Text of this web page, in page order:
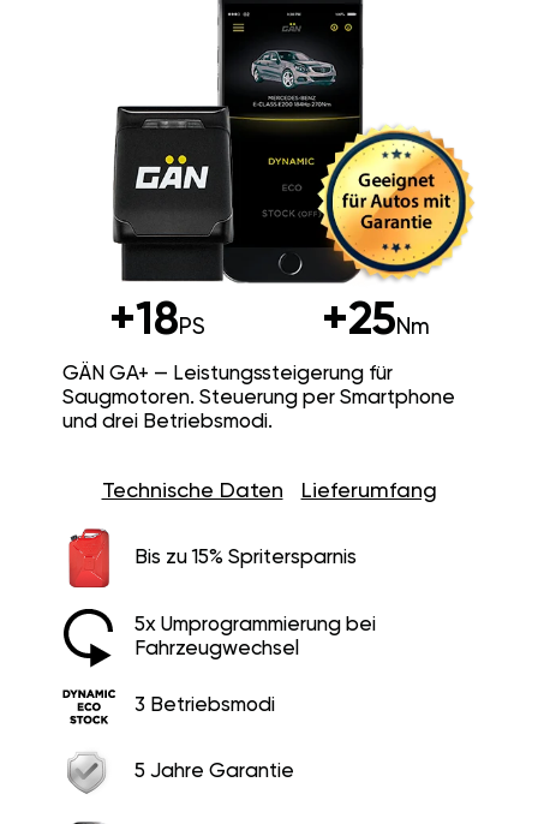
+18PS +25Nm
GÄN GA+ — Leistungssteigerung für
Saugmotoren. Steuerung per Smartphone
und drei Betriebsmodi.
Technische Daten Lieferumfang
Bis zu 15% Spritersparnis
5x Umprogrammierung bei
Fahrzeugwechsel
3 Betriebsmodi
5 Jahre Garantie